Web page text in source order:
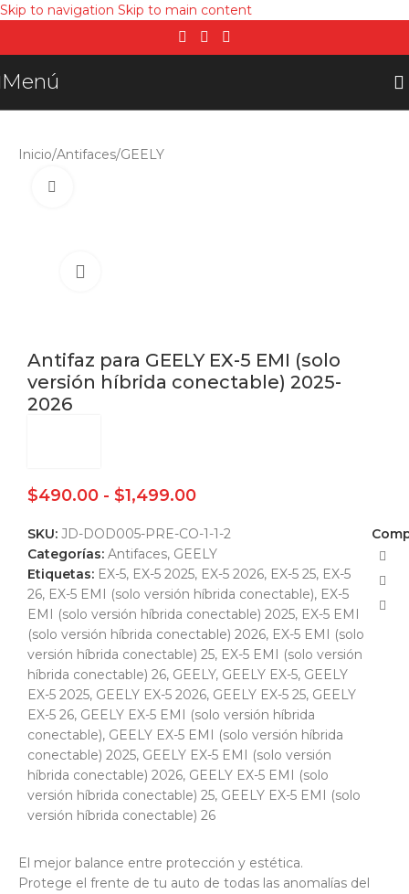
Skip to navigation Skip to main content
Menú
Inicio/Antifaces/GEELY
Antifaz para GEELY EX-5 EMI (solo
versión híbrida conectable) 2025-
2026
$490.00 - $1,499.00
SKU: JD-DOD005-PRE-CO-1-1-2
Categorías: Antifaces, GEELY
Etiquetas: EX-5, EX-5 2025, EX-5 2026, EX-5 25, EX-5
26, EX-5 EMI (solo versión híbrida conectable), EX-5
EMI (solo versión híbrida conectable) 2025, EX-5 EMI
(solo versión híbrida conectable) 2026, EX-5 EMI (solo
versión híbrida conectable) 25, EX-5 EMI (solo versión
híbrida conectable) 26, GEELY, GEELY EX-5, GEELY
EX-5 2025, GEELY EX-5 2026, GEELY EX-5 25, GEELY
EX-5 26, GEELY EX-5 EMI (solo versión híbrida
conectable), GEELY EX-5 EMI (solo versión híbrida
conectable) 2025, GEELY EX-5 EMI (solo versión
híbrida conectable) 2026, GEELY EX-5 EMI (solo
versión híbrida conectable) 25, GEELY EX-5 EMI (solo
versión híbrida conectable) 26
El mejor balance entre protección y estética.
Protege el frente de tu auto de todas las anomalías del